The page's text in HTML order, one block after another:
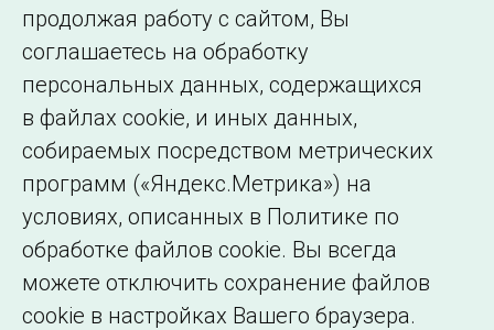
образовательной
организации
продолжая работу с сайтом, Вы
соглашаетесь на обработку
персональных данных, содержащихся
в файлах cookie, и иных данных,
собираемых посредством метрических
программ («Яндекс.Метрика») на
условиях, описанных в Политике по
обработке файлов cookie. Вы всегда
можете отключить сохранение файлов
cookie в настройках Вашего браузера.